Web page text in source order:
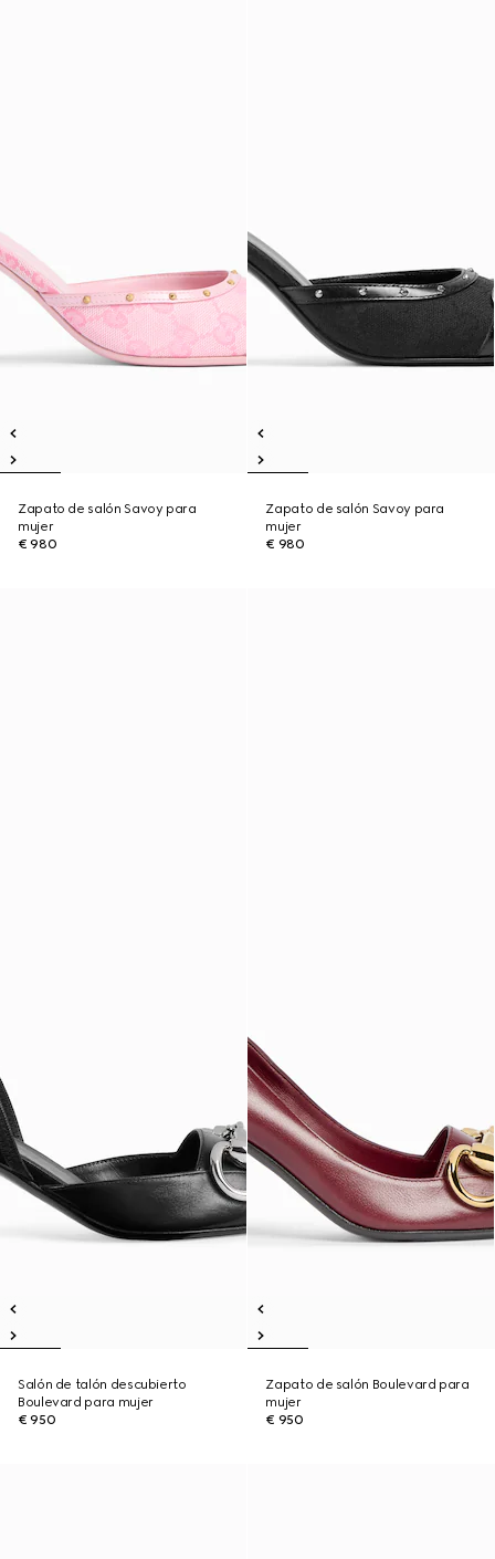
Zapato de salón Savoy para
mujer
€ 980
Zapato de salón Savoy para
mujer
€ 980
Salón de talón descubierto
Boulevard para mujer
€ 950
Zapato de salón Boulevard para
mujer
€ 950